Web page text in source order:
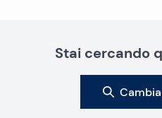
Stai cercando